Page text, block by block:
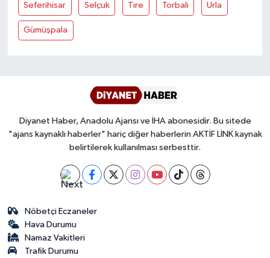
Seferihisar Selçuk Tire Torbali Urla
Gümüşpala
Diyanet Haber, Anadolu Ajansı ve İHA abonesidir. Bu sitede
"ajans kaynaklı haberler" hariç diğer haberlerin AKTİF LİNK kaynak
belirtilerek kullanılması serbesttir.
Nöbetçi Eczaneler
Hava Durumu
Namaz Vakitleri
Trafik Durumu
Erzincan Müftülüğü
Erzurum Müftülüğü
Gaziantep Müftülüğü
Giresun Müftülüğü
Gümüşhane Müftülüğü
Hatay Müftülüğü